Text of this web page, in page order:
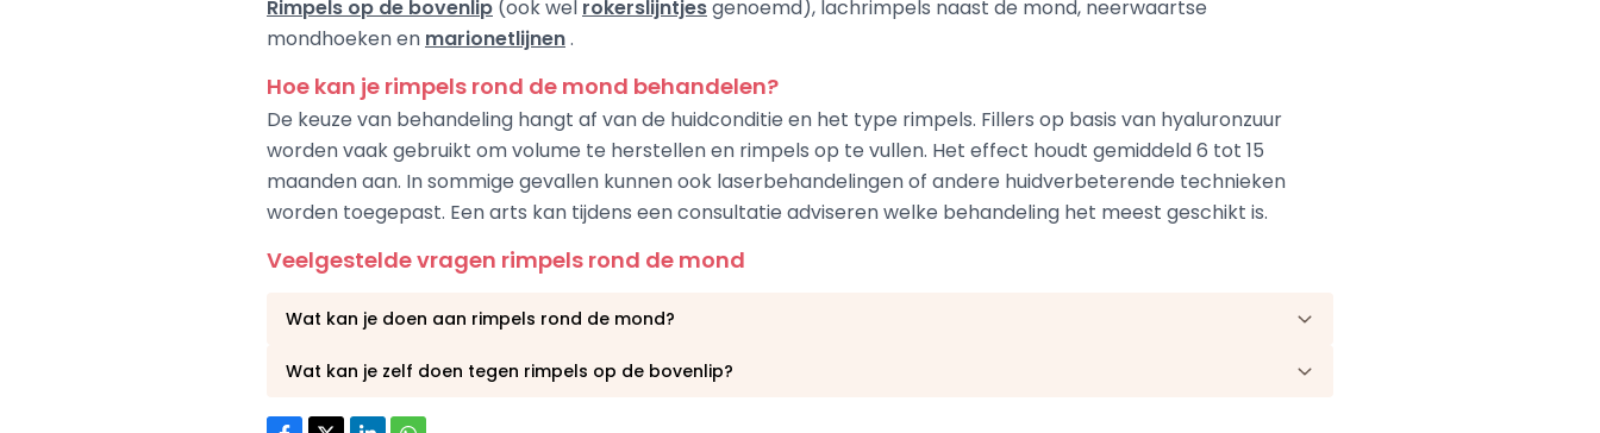
Rimpels op de bovenlip (ook wel rokerslijntjesgenoemd), lachrimpels naast de mond, neerwaartse
mondhoeken en marionetlijnen.
Hoe kan je rimpels rond de mond behandelen?
De keuze van behandeling hangt af van de huidconditie en het type rimpels. Fillers op basis van hyaluronzuur
worden vaak gebruikt om volume te herstellen en rimpels op te vullen. Het effect houdt gemiddeld 6 tot 15
maanden aan. In sommige gevallen kunnen ook laserbehandelingen of andere huidverbeterende technieken
worden toegepast. Een arts kan tijdens een consultatie adviseren welke behandeling het meest geschikt is.
Veelgestelde vragen rimpels rond de mond
Wat kan je doen aan rimpels rond de mond?
Wat kan je zelf doen tegen rimpels op de bovenlip?